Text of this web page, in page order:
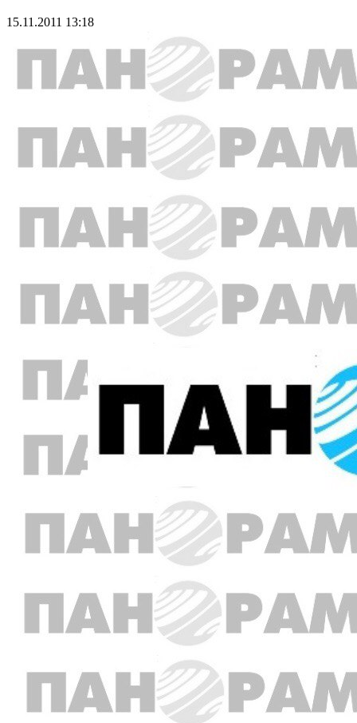
15.11.2011 13:18